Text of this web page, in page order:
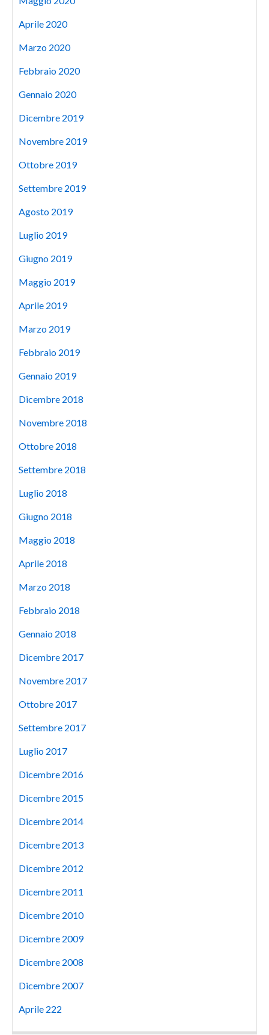
Aprile 2020
Marzo 2020
Febbraio 2020
Gennaio 2020
Dicembre 2019
Novembre 2019
Ottobre 2019
Settembre 2019
Agosto 2019
Luglio 2019
Giugno 2019
Maggio 2019
Aprile 2019
Marzo 2019
Febbraio 2019
Gennaio 2019
Dicembre 2018
Novembre 2018
Ottobre 2018
Settembre 2018
Luglio 2018
Giugno 2018
Maggio 2018
Aprile 2018
Marzo 2018
Febbraio 2018
Gennaio 2018
Dicembre 2017
Novembre 2017
Ottobre 2017
Settembre 2017
Luglio 2017
Dicembre 2016
Dicembre 2015
Dicembre 2014
Dicembre 2013
Dicembre 2012
Dicembre 2011
Dicembre 2010
Dicembre 2009
Dicembre 2008
Dicembre 2007
Aprile 222